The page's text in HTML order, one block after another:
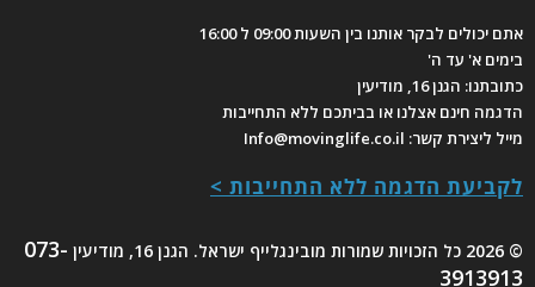
אתם יכולים לבקר אותנו בין השעות 09:00 ל 16:00
בימים א' עד ה'
כתובתנו: הגנן 16, מודיעין
הדגמה חינם אצלנו או בביתכם ללא התחייבות
מייל ליצירת קשר: Info@movinglife.co.il
לקביעת הדגמה ללא התחייבות >
© 2026 כל הזכויות שמורות מובינגלייף ישראל. הגנן 16, מודיעין
073-
3913913